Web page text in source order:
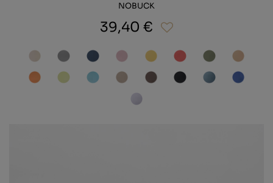
NOBUCK
39,40 €